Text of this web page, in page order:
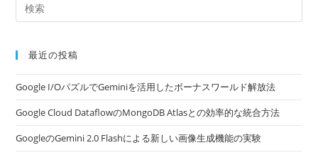
最近の投稿
Google I/OパズルでGeminiを活用したボーナスワールド解放法
Google Cloud DataflowのMongoDB Atlasとの効率的な統合方法
GoogleのGemini 2.0 Flashによる新しい画像生成機能の実験